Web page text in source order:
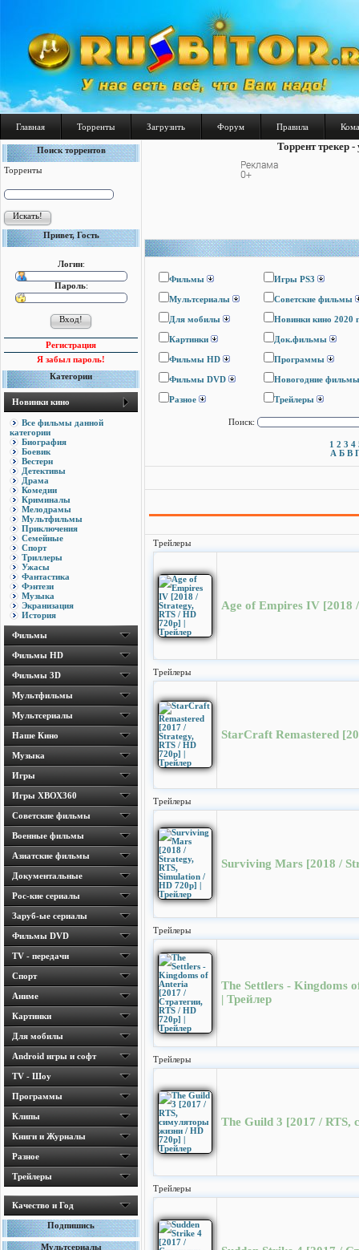
Главная Торренты Загрузить Форум Правила
Поиск торрентов
Торренты
Привет, Гость
Логин:
Пароль:
Регистрация
Я забыл пароль!
Категории
Новинки кино
Все фильмы данной
категории
Биография
Боевик
Вестерн
Детективы
Драма
Комедии
Криминалы
Мелодрамы
Мультфильмы
Приключения
Семейные
Спорт
Триллеры
Ужасы
Фантастика
Фэнтези
Музыка
Экранизация
История
Фильмы
Фильмы HD
Фильмы 3D
Мультфильмы
Мультсериалы
Наше Кино
Музыка
Игры
Игры ХВОХ360
Cоветские фильмы
Военные фильмы
Азиатские фильмы
Документальные
Рос-кие сериалы
Заруб-ые сериалы
Фильмы DVD
TV - передачи
Спорт
Аниме
Картинки
Для мобилы
Android игры и софт
TV - Шоу
Программы
Клипы
Книги и Журналы
Разное
Трейлеры
Качество и Год
Подпишись
Мультсериалы
Торрент трекер
Фильмы Игры PS3
Мультсериалы Cоветские фильмы
Для мобилы Новинки кино 2020
Картинки Док.фильмы
Фильмы HD Программы
Фильмы DVD Новогодние фильмы
Разное Трейлеры
Поиск:
1 2 3 4
А Б В
Трейлеры
Age of Empires IV [2018
Трейлеры
StarCraft Remastered
Трейлеры
Surviving Mars [2018 /
Трейлеры
The Settlers - Kingdoms
| Трейлер
Трейлеры
The Guild 3 [2017 / RTS,
Трейлеры